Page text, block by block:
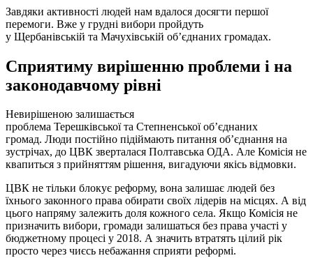
Завдяки активності людей нам вдалося досягти першої
перемоги. Вже у грудні вибори пройдуть
у Щербанівській та Мачухівській об’єднаних громадах.
Сприятиму вирішенню проблеми і на
законодавчому рівні
Невирішеною залишається
проблема Терешківської та Степненської об’єднаних
громад. Люди постійно підіймають питання об’єднання на
зустрічах, до ЦВК зверталася Полтавська ОДА. Але Комісія не
квапиться з прийняттям рішення, вигадуючи якісь відмовки.
ЦВК не тільки блокує реформу, вона залишає людей без
їхнього законного права обирати своїх лідерів на місцях. А від
цього напряму залежить доля кожного села. Якщо Комісія не
призначить вибори, громади залишаться без права участі у
бюджетному процесі у 2018. А значить втратять цілий рік
просто через чиєсь небажання сприяти реформі.